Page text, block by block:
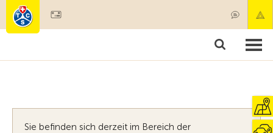
Mitgliedschaft & Leistungen
Sie befinden sich derzeit im Bereich der